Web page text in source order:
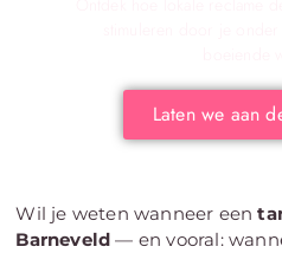
Wil je weten wanneer een
Barneveld — en vooral:
Laten we aan